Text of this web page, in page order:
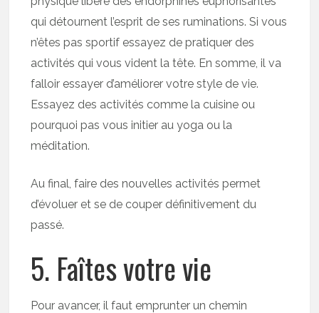
qui détournent l’esprit de ses ruminations. Si vous
n’êtes pas sportif essayez de pratiquer des
activités qui vous vident la tête. En somme, il va
falloir essayer d’améliorer votre style de vie.
Essayez des activités comme la cuisine ou
pourquoi pas vous initier au yoga ou la
méditation.
Au final, faire des nouvelles activités permet
d’évoluer et se de couper définitivement du
passé.
5. Faîtes votre vie
Pour avancer, il faut emprunter un chemin